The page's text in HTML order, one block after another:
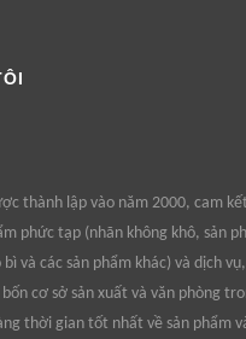
thành lập vào năm 2000, cam
phức tạp (nhãn không khô, sản
và các sản phẩm khác) và dịch
cơ sở sản xuất và văn phòng
thời gian tốt nhất về sản phẩm